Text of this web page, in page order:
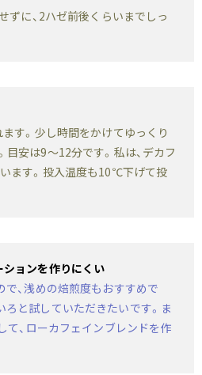
ずに、2ハゼ前後くらいまでしっ
す。少し時間をかけてゆっくり
安は9～12分です。私は、デカフ
ます。投入温度も10℃下げて投
ションを作りにくい
で、浅めの焙煎度もおすすめで
と試していただきたいです。ま
て、ローカフェインブレンドを作